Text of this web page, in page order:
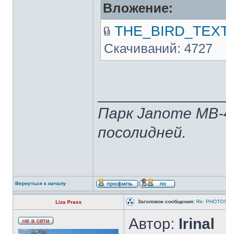
Вложение:
Скачиваний: 4727
Парк Janome
посолидней.
Вернуться к началу
Liza Prass Заголовок сообщения: Re:
Автор: Irinal